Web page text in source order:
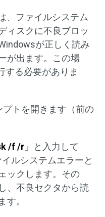
、ファイルシステム
ィスクに不良ブロッ
が正しく読み
が出ます。この場
する必要がありま
トを開きます（前の
/f /r 」と入力して
ルシステムエラーと
ックします。その
、不良セクタから読
す。